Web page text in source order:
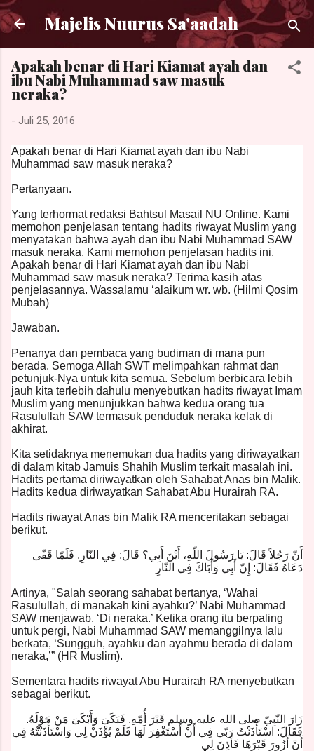
Langsung ke konten utama
Majelis Nuurus Sa'aadah
Apakah benar di Hari Kiamat ayah dan
ibu Nabi Muhammad saw masuk
neraka?
- Juli 25, 2016
Apakah benar di Hari Kiamat ayah dan ibu Nabi
Muhammad saw masuk neraka?
Pertanyaan.
Yang terhormat redaksi Bahtsul Masail NU Online. Kami
memohon penjelasan tentang hadits riwayat Muslim yang
menyatakan bahwa ayah dan ibu Nabi Muhammad SAW
masuk neraka. Kami memohon penjelasan hadits ini.
Apakah benar di Hari Kiamat ayah dan ibu Nabi
Muhammad saw masuk neraka? Terima kasih atas
penjelasannya. Wassalamu ‘alaikum wr. wb. (Hilmi Qosim
Mubah)
Jawaban.
Penanya dan pembaca yang budiman di mana pun
berada. Semoga Allah SWT melimpahkan rahmat dan
petunjuk-Nya untuk kita semua. Sebelum berbicara lebih
jauh kita terlebih dahulu menyebutkan hadits riwayat Imam
Muslim yang menunjukkan bahwa kedua orang tua
Rasulullah SAW termasuk penduduk neraka kelak di
akhirat.
Kita setidaknya menemukan dua hadits yang diriwayatkan
di dalam kitab Jamuis Shahih Muslim terkait masalah ini.
Hadits pertama diriwayatkan oleh Sahabat Anas bin Malik.
Hadits kedua diriwayatkan Sahabat Abu Hurairah RA.
Hadits riwayat Anas bin Malik RA menceritakan sebagai
berikut.
أَنّ رَجُلاً قَالَ: يَا رَسُولَ اللّهِ، أَيْنَ أَبِي؟ قَالَ: فِي النّارِ. فَلَمّا قَفّى
دَعَاهُ فَقَالَ: إِنّ أَبِي وَأَبَاكَ فِي النّارِ
Artinya, "Salah seorang sahabat bertanya, ‘Wahai
Rasulullah, di manakah kini ayahku?’ Nabi Muhammad
SAW menjawab, ‘Di neraka.’ Ketika orang itu berpaling
untuk pergi, Nabi Muhammad SAW memanggilnya lalu
berkata, ‘Sungguh, ayahku dan ayahmu berada di dalam
neraka,’” (HR Muslim).
Sementara hadits riwayat Abu Hurairah RA menyebutkan
sebagai berikut.
زَارَ النّبِيّ صلى الله عليه وسلم قَبْرَ أُمّهِ. فَبَكَىَ وَأَبْكَىَ مَنْ حَوْلَهُ.
فَقَالَ: اسْتَأْذَنْتُ رَبّي فِي أَنْ أَسْتَغْفِرَ لَهَا فَلَمْ يُؤْذَنْ لِي وَاسْتَأْذَنْتُهُ فِي
أَنْ أَزُورَ قَبْرَهَا فَأذِنَ لِي